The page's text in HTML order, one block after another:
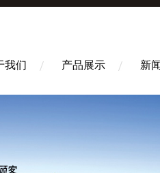
我们 产品展示 新